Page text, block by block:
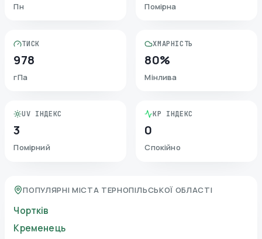
Пн Помірна
ТИСК
978
гПа
ХМАРНІСТЬ
80%
Мінлива
UV ІНДЕКС
3
Помірний
KP ІНДЕКС
0
Спокійно
ПОПУЛЯРНІ МІСТА ТЕРНОПІЛЬСЬКОЇ ОБЛАСТІ
Чортків
Кременець